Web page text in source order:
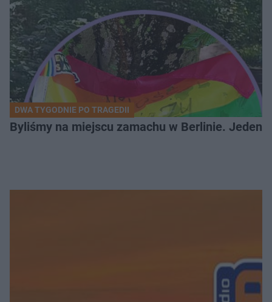
DWA TYGODNIE PO TRAGEDII
Byliśmy na miejscu zamachu w Berlinie. Jeden